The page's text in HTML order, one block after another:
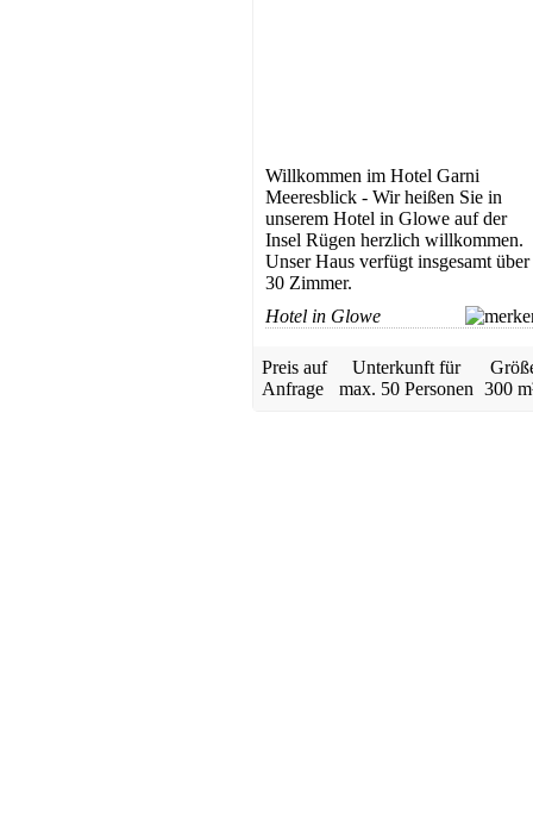
Ferienwohnung
ab 45 EUR/Tag
Willkommen im Hotel Garni
Meeresblick - Wir heißen Sie in
unserem Hotel in Glowe auf der
Insel Rügen herzlich willkommen.
Unser Haus verfügt insgesamt über
30 Zimmer.
Hotel in Glowe
Preis auf
Anfrage
Unterkunft für
max. 50 Personen 300